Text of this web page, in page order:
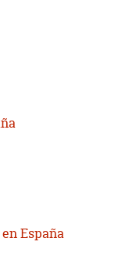
España